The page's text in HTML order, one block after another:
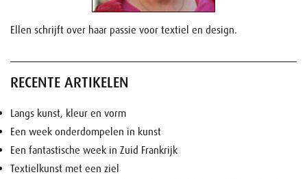
Ellen schrijft over haar passie voor textiel en design.
RECENTE ARTIKELEN
Langs kunst, kleur en vorm
Een week onderdompelen in kunst
Een fantastische week in Zuid Frankrijk
Textielkunst met een ziel